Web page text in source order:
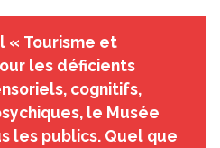
« Tourisme et
les déficients
cognitifs,
le Musée
les publics. Quel que